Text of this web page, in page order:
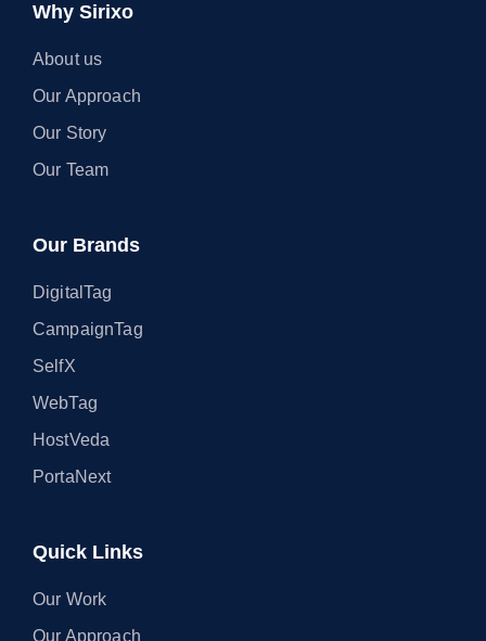
Why Sirixo
About us
Our Approach
Our Story
Our Team
Our Brands
DigitalTag
CampaignTag
SelfX
WebTag
HostVeda
PortaNext
Quick Links
Our Work
Our Approach